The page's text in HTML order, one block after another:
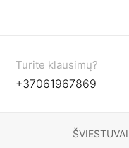
Turite klausimų?
+37061967869
ŠVIESTUVAI